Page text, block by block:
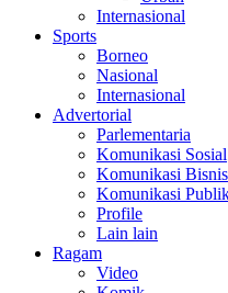
Internasional
Sports
Borneo
Nasional
Internasional
Advertorial
Parlementaria
Komunikasi Sosial
Komunikasi Bisnis
Komunikasi
Profile
Lain lain
Ragam
Video